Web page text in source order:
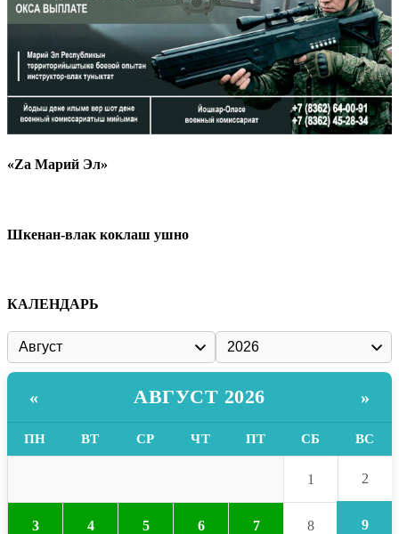
«Zа Марий Эл»
Шкенан-влак коклаш ушно
КАЛЕНДАРЬ
« АВГУСТ 2026 »
ПН ВТ СР ЧТ ПТ СБ ВС
1 2
3 4 5 6 7 8 9